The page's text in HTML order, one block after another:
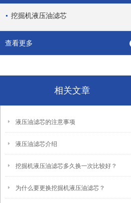
挖掘机液压油滤芯
查看更多
相关文章
液压油滤芯的注意事项
液压油滤芯介绍
挖掘机液压油滤芯多久换一次比较好？
为什么要更换挖掘机液压油滤芯？